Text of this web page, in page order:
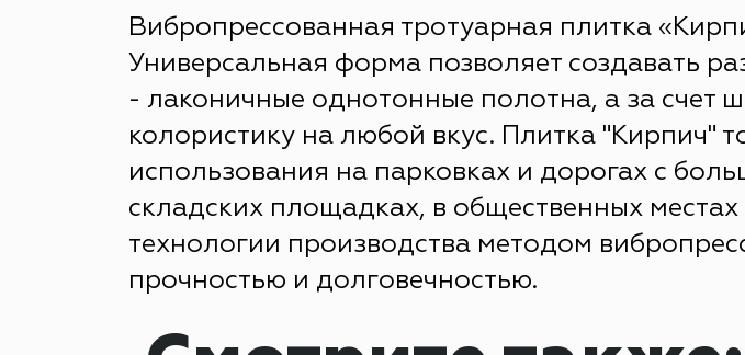
Вибропрессованная тротуарная плитка
Универсальная форма позволяет создавать
- лаконичные однотонные полотна, а за
колористику на любой вкус. Плитка "Кирпич"
использования на парковках и дорогах с
складских площадках, в общественных
технологии производства методом
прочностью и долговечностью.